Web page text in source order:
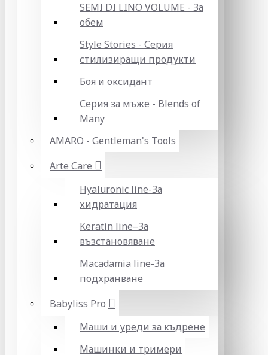
SEMI DI LINO VOLUME - За
обем
Style Stories - Серия
стилизиращи продукти
Боя и оксидант
Серия за мъже - Blends of
Many
AMARO - Gentleman's Tools
Arte Care
Hyaluronic line-За
хидратация
Keratin line–За
възстановяване
Macadamia line-За
подхранване
Babyliss Pro
Маши и уреди за къдрене
Машинки и тримери